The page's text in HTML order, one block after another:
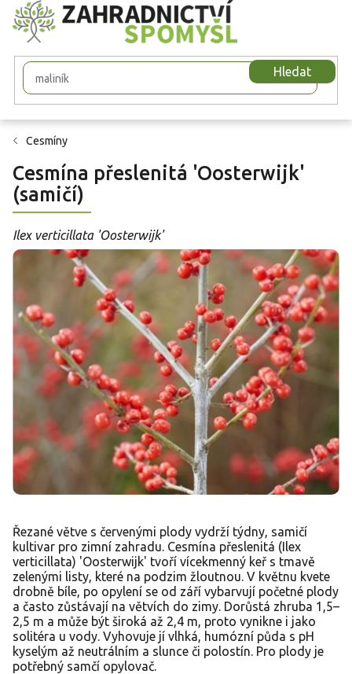
Přejít
na
obsah
Hledat
Cesmíny
Cesmína přeslenitá 'Oosterwijk'
(samičí)
Ilex verticillata 'Oosterwijk'
Řezané větve s červenými plody vydrží týdny, samičí
kultivar pro zimní zahradu. Cesmína přeslenitá (Ilex
verticillata) 'Oosterwijk' tvoří vícekmenný keř s tmavě
zelenými listy, které na podzim žloutnou. V květnu kvete
drobně bíle, po opylení se od září vybarvují početné plody
a často zůstávají na větvích do zimy. Dorůstá zhruba 1,5–
2,5 m a může být široká až 2,4 m, proto vynikne i jako
solitéra u vody. Vyhovuje jí vlhká, humózní půda s pH
kyselým až neutrálním a slunce či polostín. Pro plody je
potřebný samčí opylovač.